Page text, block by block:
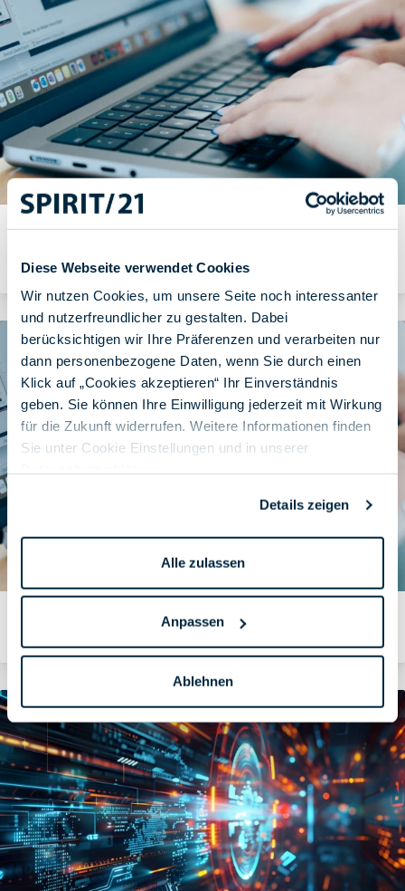
Diese Webseite verwendet Cookies
Wir nutzen Cookies, um unsere Seite noch interessanter
und nutzerfreundlicher zu gestalten. Dabei
berücksichtigen wir Ihre Präferenzen und verarbeiten nur
dann personenbezogene Daten, wenn Sie durch einen
Klick auf „Cookies akzeptieren“ Ihr Einverständnis
geben. Sie können Ihre Einwilligung jederzeit mit Wirkung
für die Zukunft widerrufen. Weitere Informationen finden
Sie unter Cookie Einstellungen und in unserer
Details zeigen
Alle zulassen
Anpassen
Ablehnen
Hochverfügbares Datacenter-Netzwerk mit SDN und
Von Ralf Prang
Weltweite VPN-Anbindung von Business Partnern